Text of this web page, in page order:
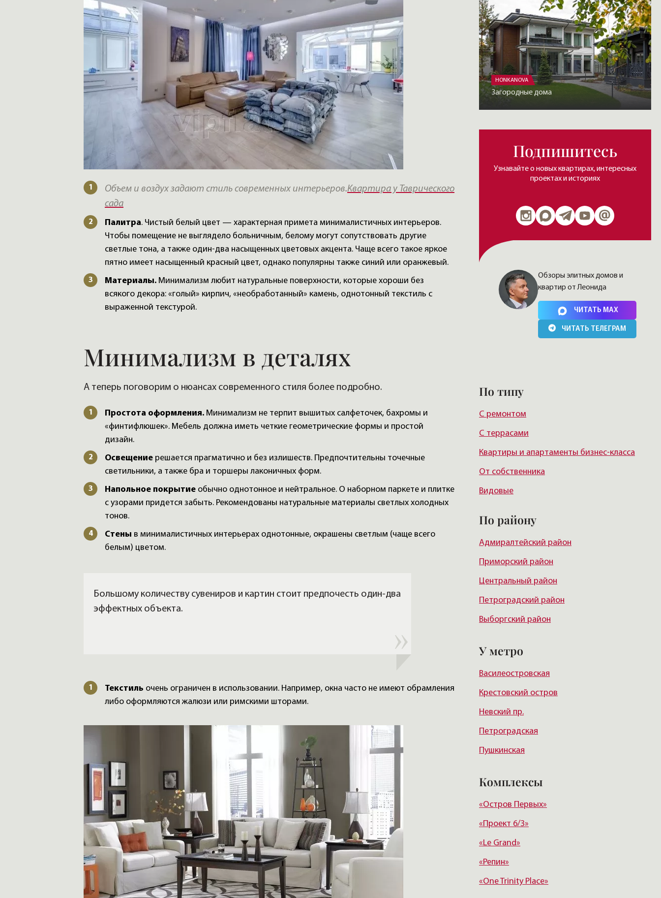
Объем и воздух задают стиль современных интерьеров.Квартира у Таврического
сада
Палитра. Чистый белый цвет — характерная примета минималистичных интерьеров.
Чтобы помещение не выглядело больничным, белому могут сопутствовать другие
светлые тона, а также один-два насыщенных цветовых акцента. Чаще всего такое яркое
пятно имеет насыщенный красный цвет, однако популярны также синий или оранжевый.
Материалы. Минимализм любит натуральные поверхности, которые хороши без
всякого декора: «голый» кирпич, «необработанный» камень, однотонный текстиль с
выраженной текстурой.
Минимализм в деталях
А теперь поговорим о нюансах современного стиля более подробно.
Простота оформления. Минимализм не терпит вышитых салфеточек, бахромы и
«финтифлюшек». Мебель должна иметь четкие геометрические формы и простой
дизайн.
Освещение решается прагматично и без излишеств. Предпочтительны точечные
светильники, а также бра и торшеры лаконичных форм.
Напольное покрытие обычно однотонное и нейтральное. О наборном паркете и плитке
с узорами придется забыть. Рекомендованы натуральные материалы светлых холодных
тонов.
Стены в минималистичных интерьерах однотонные, окрашены светлым (чаще всего
белым) цветом.
Большому количеству сувениров и картин стоит предпочесть один-два
эффектных объекта.
Текстиль очень ограничен в использовании. Например, окна часто не имеют обрамления
либо оформляются жалюзи или римскими шторами.
HONKANOVA
Загородные дома
Подпишитесь
Узнавайте о новых квартирах, интересных
проектах и историях
Нажимая на кнопку, Вы соглашаетесь cполитикой
Обзоры элитных домов и
квартир от Леонида
ЧИТАТЬ MAX
ЧИТАТЬ ТЕЛЕГРАМ
По типу
С ремонтом
С террасами
Квартиры и апартаменты бизнес-класса
От собственника
Видовые
По району
Адмиралтейский район
Приморский район
Центральный район
Петроградский район
Выборгский район
Василеостровский район
Московский район
Курортный район
У метро
Василеостровская
Крестовский остров
Невский пр.
Петроградская
Пушкинская
Чкаловская
Балтийская
Старая деревня
Удельная
Комплексы
«Остров Первых»
«Проект 6/3»
«Le Grand»
«Репин»
«One Trinity Place»